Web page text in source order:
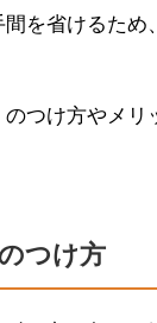
を省けるため
つけ方やメリ
つけ方